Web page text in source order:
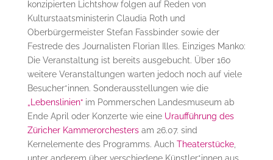
konzipierten Lichtshow folgen auf Reden von
Kulturstaatsministerin Claudia Roth und
Oberbürgermeister Stefan Fassbinder sowie der
Festrede des Journalisten Florian Illes. Einziges Manko:
Die Veranstaltung ist bereits ausgebucht. Über 160
weitere Veranstaltungen warten jedoch noch auf viele
Besucher*innen. Sonderausstellungen wie die
„Lebenslinien“im Pommerschen Landesmuseum ab
Ende April oder Konzerte wie eine Uraufführung des
Züricher Kammerorchestersam 26.07. sind
Kernelemente des Programms. Auch Theaterstücke,
unter anderem über verschiedene Künstler*innen aus